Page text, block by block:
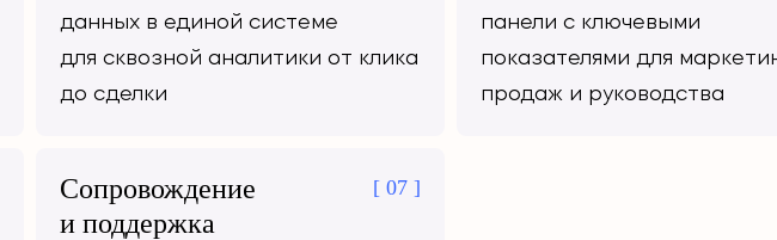
данных в единой системе
для сквозной аналитики от клика
до сделки
панели с ключевыми
показателями для
продаж и руководства
Сопровождение
и поддержка
[ 07 ]